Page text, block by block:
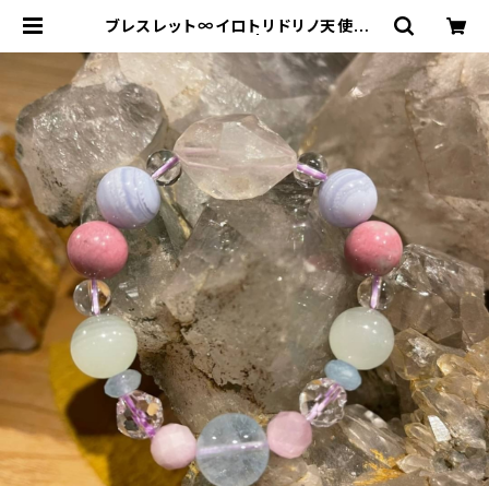
ブレスレット∞イロトリドリノ天使とウ
Asterism Unity Space LLC.